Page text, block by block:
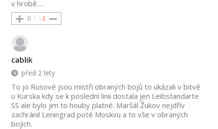
v hrobě….
0 -1
cablik
před 2 lety
To jo Rusové jsou mistři obraných bojů to ukázali v bitvě
u Kurska kdy se k poslední linii dostala jen Leibstandarte
SS ale bylo jim to houby platné. Maršál Žukov nejdřív
zachránil Leningrad poté Moskvu a to vše v obraných
bojích.